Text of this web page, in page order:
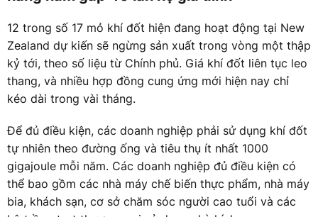
12 trong số 17 mỏ khí đốt hiện đang hoạt động tại New
Zealand dự kiến sẽ ngừng sản xuất trong vòng một thập
kỷ tới, theo số liệu từ Chính phủ. Giá khí đốt liên tục leo
thang, và nhiều hợp đồng cung ứng mới hiện nay chỉ
kéo dài trong vài tháng.
Để đủ điều kiện, các doanh nghiệp phải sử dụng khí đốt
tự nhiên theo đường ống và tiêu thụ ít nhất 1000
gigajoule mỗi năm. Các doanh nghiệp đủ điều kiện có
thể bao gồm các nhà máy chế biến thực phẩm, nhà máy
bia, khách sạn, cơ sở chăm sóc người cao tuổi và các